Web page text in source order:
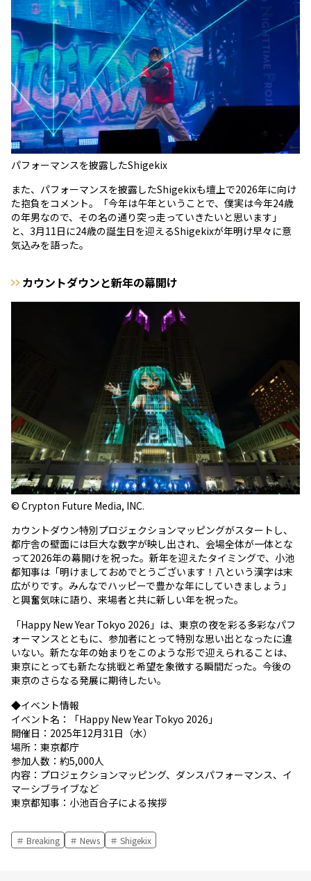
パフォーマンスを披露したShigekix
また、パフォーマンスを披露したShigekixも壇上で2026年に向け
た抱負をコメント。「今年は午年ということで、僕実は今年24歳
の年男なので、その名の通り突っ走っていきたいと思います」
と、3月11日に24歳の誕生日を迎えるShigekixが年明け早々に意
気込みを語った。
カウントダウンと新年の幕開け
© Crypton Future Media, INC.
カウントダウン特別プロジェクションマッピングがスタートし、
都庁舎の壁面には巨大な数字が映し出され、会場全体が一体とな
って2026年の幕開けを祝った。新年を迎えたタイミングで、小池
都知事は「明けましておめでとうございます！八という漢字は末
広がりです。みんなでハッピーで豊かな年にしていきましょう」
と興奮気味に語り、来場者と共に新しい年を祝った。
「Happy New Year Tokyo 2026」は、東京の夜を彩る多彩なパフ
ォーマンスとともに、参加者にとって特別な思い出となったに違
いない。新たな年の始まりをこのような形で迎えられることは、
東京にとっても新たな挑戦と希望を象徴する瞬間だった。今後の
東京のさらなる発展に期待したい。
◆イベント情報
イベント名：「Happy New Year Tokyo 2026」
開催日：2025年12月31日（水）
場所：東京都庁
参加人数：約5,000人
内容：プロジェクションマッピング、ダンスパフォーマンス、イ
マーシブライブなど
東京都知事：小池百合子による挨拶
Breaking News Shigekix